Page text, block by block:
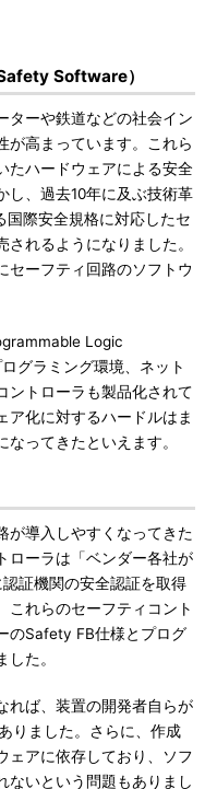
Software）
ーや鉄道などの社会イン
が高まっています。これら
たハードウェアによる安全
し、過去10年に及ぶ技術革
国際安全規格に対応したセ
れるようになりました。
セーフティ回路のソフトウ
Logic
グラミング環境、ネット
ントローラも製品化されて
ア化に対するハードルはま
ってきたといえます。
導入しやすくなってきた
ローラは「ベンダー各社が
証機関の安全認証を取得
これらのセーフティコント
のSafety FB仕様とプログ
た。
ば、装置の開発者自らが
りました。さらに、作成
ェアに依存しており、ソフ
ないという問題もありまし